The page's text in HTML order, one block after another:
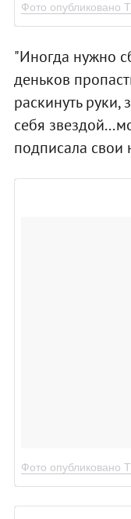
Фото
"Иногда нужно
деньков
раскинуть руки,
себя
подписала
Фото